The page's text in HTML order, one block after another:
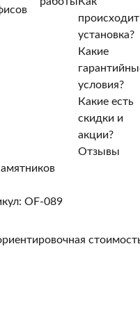
происходит
установка?
Какие
условия?
Какие есть
скидки и
акции?
Отзывы
OF-089